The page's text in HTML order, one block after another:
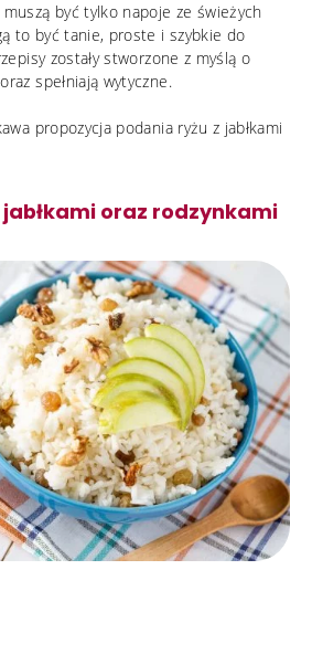
muszą być tylko napoje ze świeżych
to być tanie, proste i szybkie do
zostały stworzone z myślą o
spełniają wytyczne.
propozycja podania ryżu z jabłkami
jabłkami oraz rodzynkami